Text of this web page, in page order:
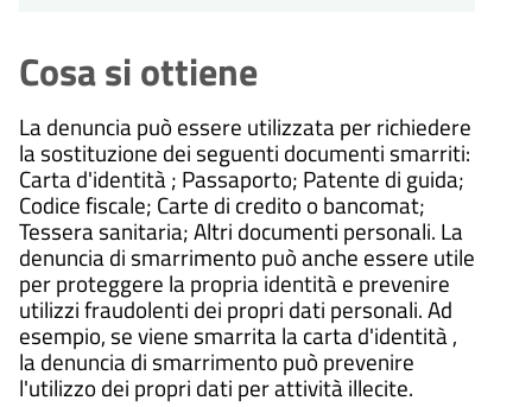
Cosa si ottiene
La denuncia può essere utilizzata per richiedere
la sostituzione dei seguenti documenti smarriti:
Carta d'identità ; Passaporto; Patente di guida;
Codice fiscale; Carte di credito o bancomat;
Tessera sanitaria;Altri documenti personali. La
denuncia di smarrimento può anche essere utile
per proteggere la propria identità e prevenire
utilizzi fraudolenti dei propri dati personali. Ad
esempio, se viene smarrita la carta d'identità ,
la denuncia di smarrimento può prevenire
l'utilizzo dei propri dati per attività illecite.